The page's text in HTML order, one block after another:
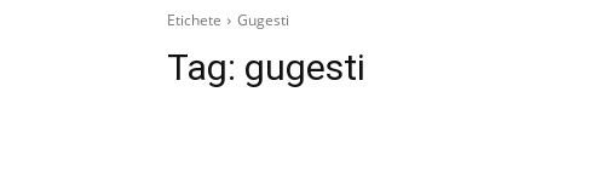
Etichete Gugesti
Tag: gugesti